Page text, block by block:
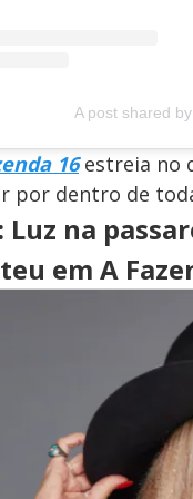
A post shared
16estreia no
por dentro de
na
em A